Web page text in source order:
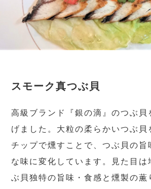
スモーク真つぶ貝
高級ブランド『銀の滴』のつぶ貝
げました。大粒の柔らかいつぶ貝
チップで燻すことで、つぶ貝の旨
な味に変化しています。見た目は
ぶ貝独特の旨味・食感と燻製の薫